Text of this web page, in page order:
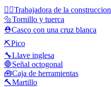
👷‍♀️Trabajadora de la construccion
🔩Tornillo y tuerca
⛑️Casco con una cruz blanca
⛏️Pico
🔧Llave inglesa
🛑Señal octogonal
🧰Caja de herramientas
🔨Martillo